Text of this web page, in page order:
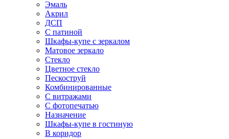
Эмаль
Акрил
ДСП
С патиной
Шкафы-купе с зеркалом
Матовое зеркало
Стекло
Цветное стекло
Пескоструй
Комбинированные
С витражами
С фотопечатью
Назначение
Шкафы-купе в гостиную
В коридор